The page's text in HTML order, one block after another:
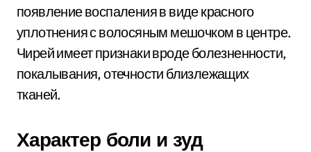
появление воспаления в виде красного
уплотнения с волосяным мешочком в центре.
Чирей имеет признаки вроде болезненности,
покалывания, отечности близлежащих
тканей.
Характер боли и зуд